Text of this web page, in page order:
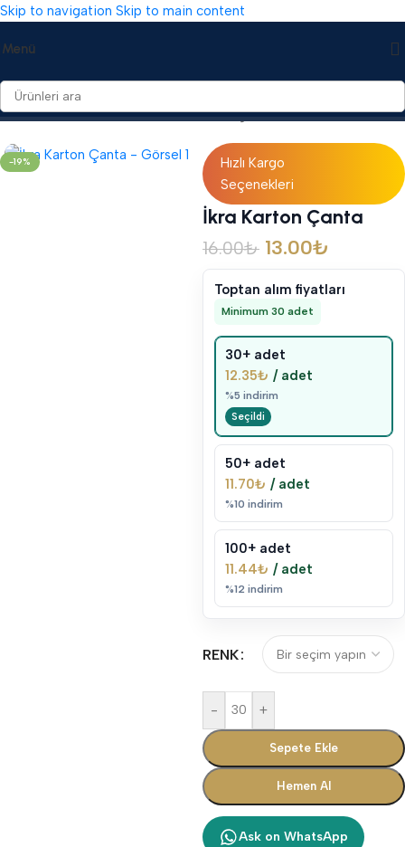
Skip to navigation Skip to main content
Menü
Ana Sayfa/Mevlid Hediyelikleri/Karton Çantalar
-19%
Hızlı Kargo
Seçenekleri
İkra Karton Çanta
16.00₺ 13.00₺
Toptan alım fiyatları
Minimum 30 adet
30+ adet
12.35₺ / adet
%5 indirim
50+ adet
11.70₺ / adet
%10 indirim
100+ adet
11.44₺ / adet
%12 indirim
RENK
- +
Sepete Ekle
Hemen Al
Ask on WhatsApp